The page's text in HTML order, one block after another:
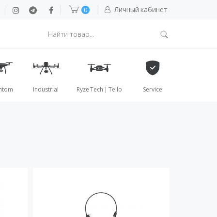
0 Личный кабинет
Industrial Ryze Tech | Tello Service